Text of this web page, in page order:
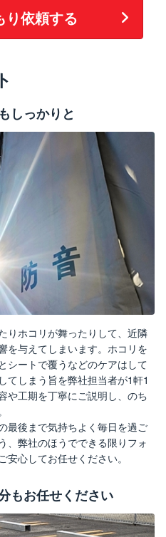
り依頼する
しっかりと
りホコリが舞ったりして、近隣
を与えてしまいます。ホコリを
シートで覆うなどのケアはして
てしまう旨を弊社担当者が1軒1
や工期を丁寧にご説明し、のち
最後まで気持ちよく毎日を過ご
、弊社のほうでできる限りフォ
心してお任せください。
もお任せください